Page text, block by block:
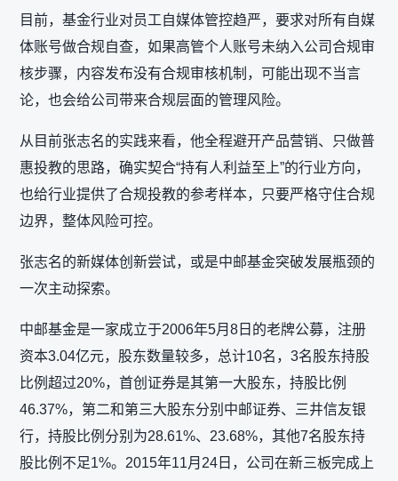
目前，基金行业对员工自媒体管控趋严，要求对所有自媒
体账号做合规自查，如果高管个人账号未纳入公司合规审
核步骤，内容发布没有合规审核机制，可能出现不当言
论，也会给公司带来合规层面的管理风险。
从目前张志名的实践来看，他全程避开产品营销、只做普
惠投教的思路，确实契合“持有人利益至上”的行业方向，
也给行业提供了合规投教的参考样本，只要严格守住合规
边界，整体风险可控。
张志名的新媒体创新尝试，或是中邮基金突破发展瓶颈的
一次主动探索。
中邮基金是一家成立于2006年5月8日的老牌公募，注册
资本3.04亿元，股东数量较多，总计10名，3名股东持股
比例超过20%，首创证券是其第一大股东，持股比例
46.37%，第二和第三大股东分别中邮证券、三井信友银
行，持股比例分别为28.61%、23.68%，其他7名股东持
股比例不足1%。2015年11月24日，公司在新三板完成上